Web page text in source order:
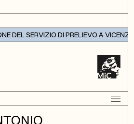
DEL SERVIZIO DI PRELIEVO A VICENZA